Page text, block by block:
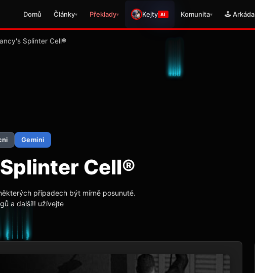
Domů Články▾ Překlady▾ Kejty AI Komunita▾ 🕹️ Arkáda
Splinter Cell®
Gemini
Cell®
případech být mírně posunuté.
a další!! užívejte